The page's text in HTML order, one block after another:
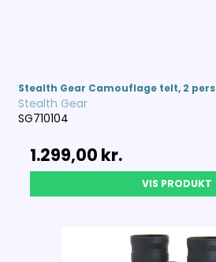
Stealth Gear Camouflage telt, 2
Stealth Gear
SG710104
1.299,00 kr.
VIS PRODUKT